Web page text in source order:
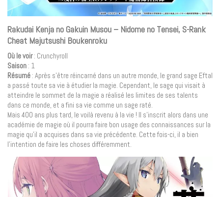
Rakudai Kenja no Gakuin Musou – Nidome no Tensei, S-Rank
Cheat Majutsushi Boukenroku
Où le voir: Crunchyroll
Saison : 1
Résumé : Après s’être réincarné dans un autre monde, le grand sage Eftal
a passé toute sa vie à étudier la magie. Cependant, le sage qui visait à
atteindre le sommet de la magie a réalisé les limites de ses talents
dans ce monde, et a fini sa vie comme un sage raté.
Mais 400 ans plus tard, le voilà revenu à la vie ! Il s’inscrit alors dans une
académie de magie où il pourra faire bon usage des connaissances sur la
magie qu’il a acquises dans sa vie précédente. Cette fois-ci, il a bien
l’intention de faire les choses différemment.